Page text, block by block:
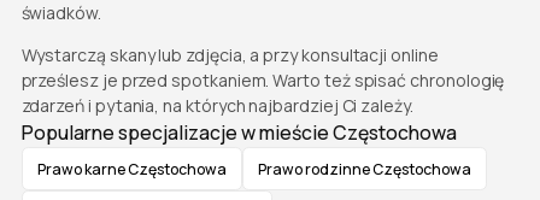
świadków.
Wystarczą skany lub zdjęcia, a przy konsultacji online
prześlesz je przed spotkaniem. Warto też spisać chronologię
zdarzeń i pytania, na których najbardziej Ci zależy.
Popularne specjalizacje w mieście Częstochowa
Prawo karne Częstochowa Prawo rodzinne Częstochowa